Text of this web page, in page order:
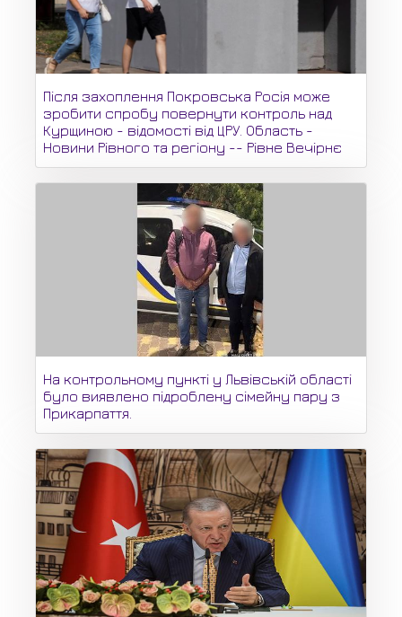
Після захоплення Покровська Росія може
зробити спробу повернути контроль над
Курщиною - відомості від ЦРУ. Область -
Новини Рівного та регіону -- Рівне Вечірнє
На контрольному пункті у Львівській області
було виявлено підроблену сімейну пару з
Прикарпаття.